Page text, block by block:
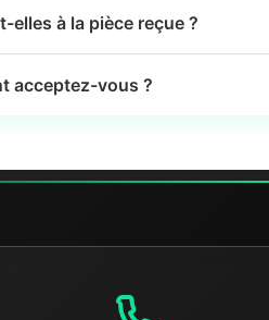
à la pièce reçue ?
acceptez-vous ?